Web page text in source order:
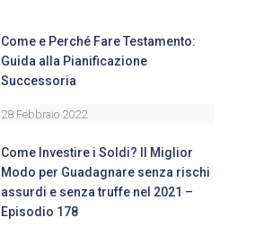
Come e Perché Fare Testamento:
Guida alla Pianificazione
Successoria
28 Febbraio 2022
Come Investire i Soldi? Il Miglior
Modo per Guadagnare senza rischi
assurdi e senza truffe nel 2021 –
Episodio 178